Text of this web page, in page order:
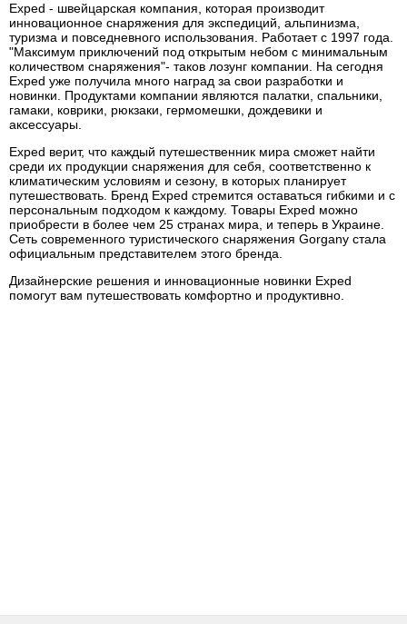
Exped - швейцарская компания, которая производит
инновационное снаряжения для экспедиций, альпинизма,
туризма и повседневного использования. Работает с 1997 года.
"Максимум приключений под открытым небом с минимальным
количеством снаряжения"- таков лозунг компании. На сегодня
Exped уже получила много наград за свои разработки и
новинки. Продуктами компании являются палатки, спальники,
гамаки, коврики, рюкзаки, гермомешки, дождевики и
аксессуары.
Exped верит, что каждый путешественник мира сможет найти
среди их продукции снаряжения для себя, соответственно к
климатическим условиям и сезону, в которых планирует
путешествовать. Бренд Exped стремится оставаться гибкими и с
персональным подходом к каждому. Товары Exped можно
приобрести в более чем 25 странах мира, и теперь в Украине.
Сеть современного туристического снаряжения Gorgany стала
официальным представителем этого бренда.
Дизайнерские решения и инновационные новинки Exped
помогут вам путешествовать комфортно и продуктивно.